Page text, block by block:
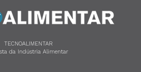
TECNOALIMENTAR
da Indústria Alimentar